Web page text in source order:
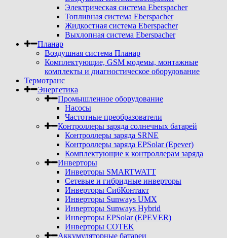
Электрическая система Eberspacher
Топливная система Eberspacher
Жидкостная система Eberspacher
Выхлопная система Eberspacher
Планар
Воздушная система Планар
Комплектующие, GSM модемы, монтажные
комплекты и диагностическое оборудование
Термотранс
Энергетика
Промышленное оборудование
Насосы
Частотные преобразователи
Контроллеры заряда солнечных батарей
Контроллеры заряда SRNE
Контроллеры заряда EPSolar (Epever)
Комплектующие к контроллерам заряда
Инверторы
Инверторы SMARTWATT
Сетевые и гибридные инверторы
Инверторы СибКонтакт
Инверторы Sunways UMX
Инверторы Sunways Hybrid
Инверторы EPSolar (EPEVER)
Инверторы COTEK
Аккумуляторные батареи